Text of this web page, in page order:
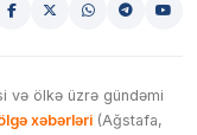
və ölkə üzrə gündəmi
xəbərləri (Ağstafa,